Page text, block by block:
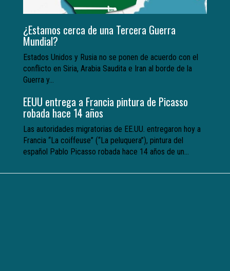
¿Estamos cerca de una Tercera Guerra
Mundial?
Estados Unidos y Rusia no se ponen de acuerdo con el
conflicto en Siria, Arabia Saudita e Iran al borde de la
Guerra y...
EEUU entrega a Francia pintura de Picasso
robada hace 14 años
Las autoridades migratorias de EE.UU. entregaron hoy a
Francia “La coiffeuse” (“La peluquera”), pintura del
español Pablo Picasso robada hace 14 años de un...